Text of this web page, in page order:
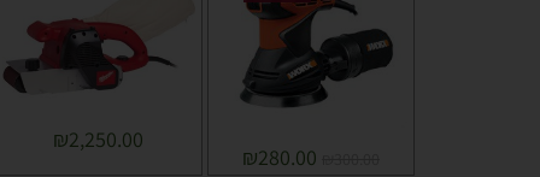
₪280.00
₪2,250.00